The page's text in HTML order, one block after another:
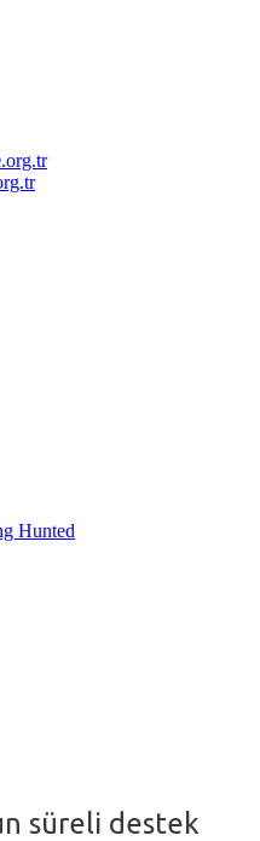
Hunted
süreli destek